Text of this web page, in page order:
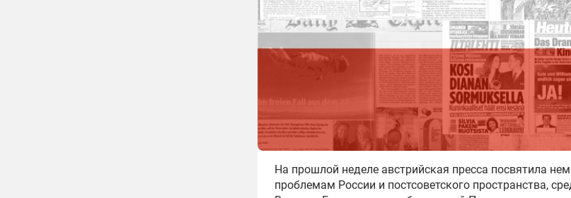
На прошлой неделе австрийская пресса посвятила
проблемам России и постсоветского пространства,